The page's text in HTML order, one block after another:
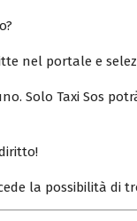
nel portale e
Solo Taxi Sos
la possibilità di